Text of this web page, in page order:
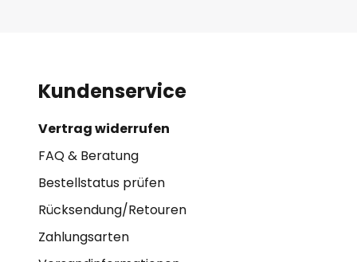
Kundenservice
Vertrag widerrufen
FAQ & Beratung
Bestellstatus prüfen
Rücksendung/Retouren
Zahlungsarten